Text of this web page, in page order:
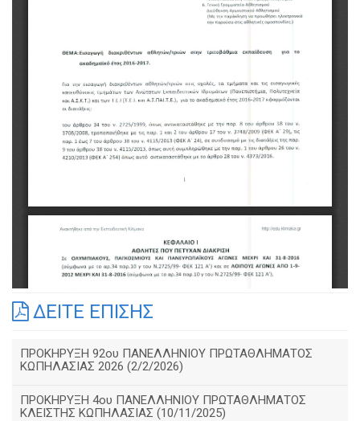
ΔΕΙΤΕ ΕΠΙΣΗΣ
ΠΡΟΚΗΡΥΞΗ 92ου ΠΑΝΕΛΛΗΝΙΟΥ ΠΡΩΤΑΘΛΗΜΑΤΟΣ
ΚΩΠΗΛΑΣΙΑΣ 2026 (2/2/2026)
ΠΡΟΚΗΡΥΞΗ 4ου ΠΑΝΕΛΛΗΝΙΟΥ ΠΡΩΤΑΘΛΗΜΑΤΟΣ
ΚΛΕΙΣΤΗΣ ΚΩΠΗΛΑΣΙΑΣ (10/11/2025)